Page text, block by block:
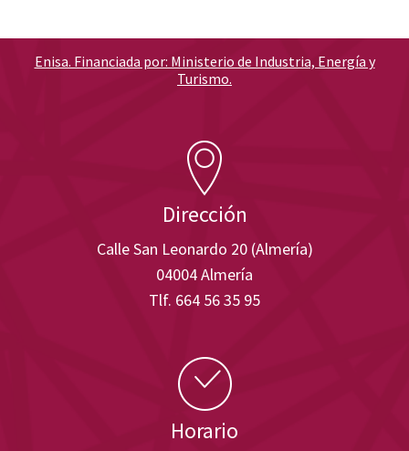
Dirección
Calle San Leonardo 20 (Almería)
04004 Almería
Tlf. 664 56 35 95
Horario
Enisa. Financiada por: Ministerio de Industria, Energía y
Turismo.